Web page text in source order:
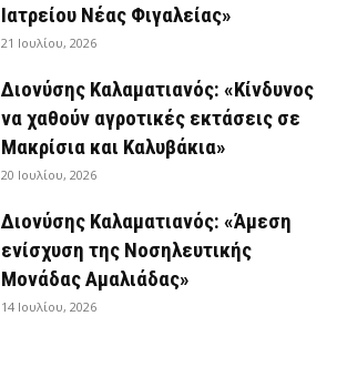
Ιατρείου Νέας Φιγαλείας»
21 Ιουλίου, 2026
Διονύσης Καλαματιανός: «Κίνδυνος
να χαθούν αγροτικές εκτάσεις σε
Μακρίσια και Καλυβάκια»
20 Ιουλίου, 2026
Διονύσης Καλαματιανός: «Άμεση
ενίσχυση της Νοσηλευτικής
Μονάδας Αμαλιάδας»
14 Ιουλίου, 2026